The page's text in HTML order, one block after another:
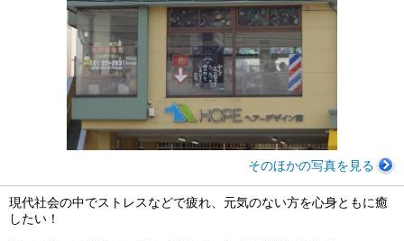
そのほかの写真を見る
現代社会の中でストレスなどで疲れ、元気のない方を心身ともに癒
したい！